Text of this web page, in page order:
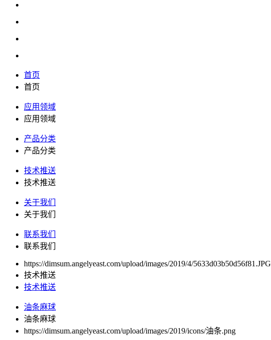
首页
首页
应用领域
应用领域
产品分类
产品分类
技术推送
技术推送
关于我们
关于我们
联系我们
联系我们
https://dimsum.angelyeast.com/upload/images/2019/4/5633d03b50d56f81.JPG
技术推送
技术推送
油条麻球
油条麻球
https://dimsum.angelyeast.com/upload/images/2019/icons/油条.png